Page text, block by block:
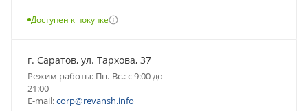
Доступен к покупке
г. Саратов, ул. Тархова, 37
Режим работы: Пн.-Вс.: с 9:00 до
21:00
E-mail:corp@revansh.info